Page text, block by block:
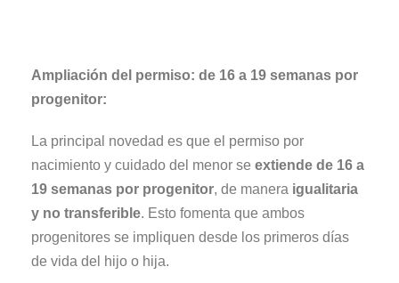
Ampliación del permiso: de 16 a 19 semanas por
progenitor:
La principal novedad es que el permiso por
nacimiento y cuidado del menor se extiende de 16 a
19 semanas por progenitor, de manera igualitaria
y no transferible. Esto fomenta que ambos
progenitores se impliquen desde los primeros días
de vida del hijo o hija.